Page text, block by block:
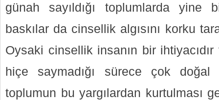
günah sayıldığı toplumlarda yine
baskılar da cinsellik algısını korku
Oysaki cinsellik insanın bir
hiçe saymadığı sürece çok
toplumun bu yargılardan kurtulması